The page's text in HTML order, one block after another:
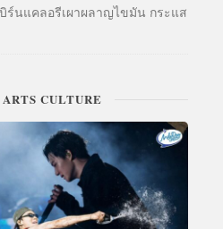
บิร์นแคลอรีเผาผลาญไขมัน กระแส
CULTURE